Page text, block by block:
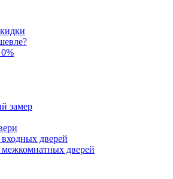
замер
входных дверей
межкомнатных дверей